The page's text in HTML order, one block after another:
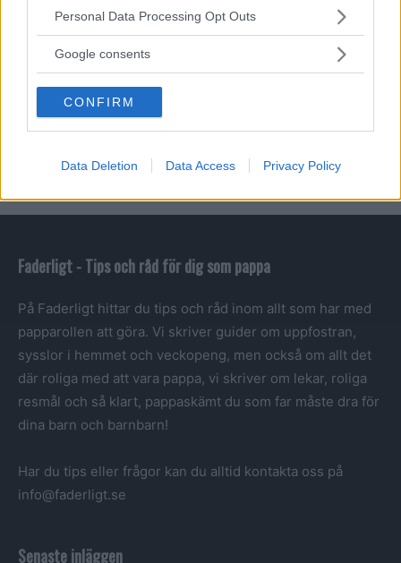
Please note that this website/app uses one or more Google
not limited to your visit or usage behaviour. You may click to
use your data for below specified purposes in below Google
consent section.
Personal Data Processing Opt Outs
Google consents
CONFIRM
Data Deletion Data Access Privacy Policy
Torra skämt – 72 Stycken precis lagom
dåliga skämt!
50 Raggningsrepliker som har den där lite
dumma charmen
Faderligt - Tips och råd för dig som pappa
På Faderligt hittar du tips och råd inom allt som har med
papparollen att göra. Vi skriver guider om uppfostran,
sysslor i hemmet och veckopeng, men också om allt det
där roliga med att vara pappa, vi skriver om lekar, roliga
resmål och så klart, pappaskämt du som far måste dra för
dina barn och barnbarn!
Har du tips eller frågor kan du alltid kontakta oss på
info@faderligt.se
Senaste inläggen